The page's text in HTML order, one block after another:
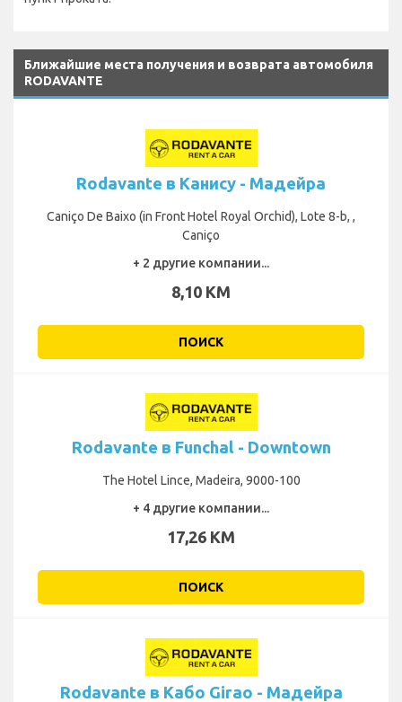
Ближайшие места получения и возврата автомобиля
RODAVANTE
Rodavante в Канису - Мадейра
Caniço De Baixo (in Front Hotel Royal Orchid), Lote 8-b, ,
Caniço
+ 2 другие компании...
8,10 KM
ПОИСК
Rodavante в Funchal - Downtown
The Hotel Lince, Madeira, 9000-100
+ 4 другие компании...
17,26 KM
ПОИСК
Rodavante в Кабо Girao - Мадейра